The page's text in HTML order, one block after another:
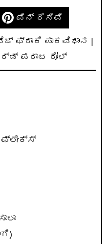
ಪಿನ್ ರೆಸಿಪಿ
ಫ್ರಾಂಕಿ ಪಾಕವಿಧಾನ |
ಪರಾಟ ರೋಲ್